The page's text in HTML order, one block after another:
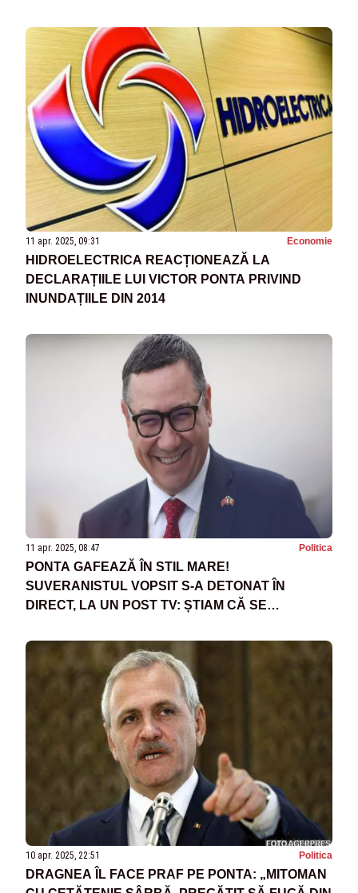
11 apr. 2025, 09:31 Economie
HIDROELECTRICA REACȚIONEAZĂ LA
DECLARAȚIILE LUI VICTOR PONTA PRIVIND
INUNDAȚIILE DIN 2014
11 apr. 2025, 08:47 Politica
PONTA GAFEAZĂ ÎN STIL MARE!
SUVERANISTUL VOPSIT S-A DETONAT ÎN
DIRECT, LA UN POST TV: ȘTIAM CĂ SE
DE LA FOSTA MEA CONSILIERĂ, ANCA
ALEXANDRESCU
10 apr. 2025, 22:51 Politica
DRAGNEA ÎL FACE PRAF PE PONTA: „MITOMAN